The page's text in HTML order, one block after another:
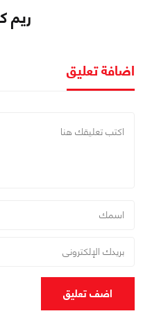
ريم
اضافة تعليق
اضف تعليق